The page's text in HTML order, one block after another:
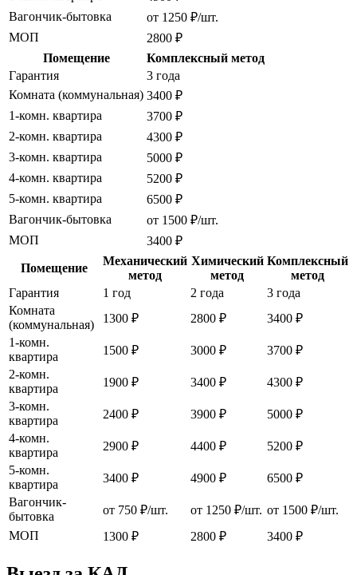
Вагончик-бытовка
от 1250 ₽/шт.
МОП
2800 ₽
Помещение
Комплексный метод
Гарантия
3 года
Комната (коммунальная) 3400 ₽
1-комн. квартира
3700 ₽
2-комн. квартира
4300 ₽
3-комн. квартира
5000 ₽
4-комн. квартира
5200 ₽
5-комн. квартира
6500 ₽
Вагончик-бытовка
от 1500 ₽/шт.
МОП
3400 ₽
Помещение
Механический
метод
Химический
метод
Комплексный
метод
Гарантия
1 год 2 года
3 года
Комната
(коммунальная)
1300 ₽ 2800 ₽
3400 ₽
1-комн.
квартира
1500 ₽ 3000 ₽
3700 ₽
2-комн.
квартира
1900 ₽ 3400 ₽
4300 ₽
3-комн.
квартира
2400 ₽ 3900 ₽
5000 ₽
4-комн.
квартира
2900 ₽ 4400 ₽
5200 ₽
5-комн.
квартира
3400 ₽ 4900 ₽
6500 ₽
Вагончик-
бытовка
от 750 ₽/шт. от 1250 ₽/шт. от 1500 ₽/шт.
МОП
1300 ₽ 2800 ₽ 3400 ₽